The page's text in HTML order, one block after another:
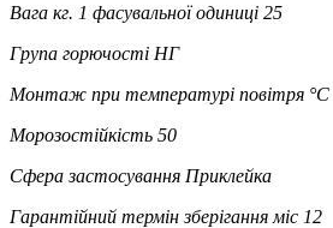
Вага кг. 1 фасувальної одиниці 25
Група горючості НГ
Монтаж при температурі повітря °C
Морозостійкість 50
Сфера застосування Приклейка
Гарантійний термін зберігання міс 12